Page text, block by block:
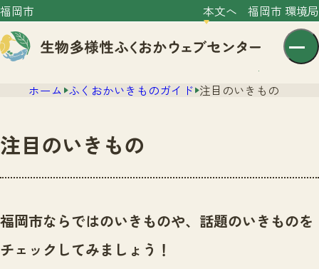
福岡市 本文へ 福岡市 環境局
センター紹介
センター紹介TOP
サイトポリシー
ニュース
いきものガイド
ホーム ふくおかいきものガイド 注目のいきもの
注目のいきもの
福岡市ならではのいきものや、話題のいきものを
チェックしてみましょう！